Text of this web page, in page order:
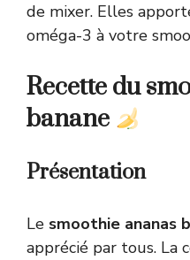
de mixer. Elles
oméga-3 à votre
Recette du
banane
Présentation
Le smoothie ananas
apprécié par tous. La